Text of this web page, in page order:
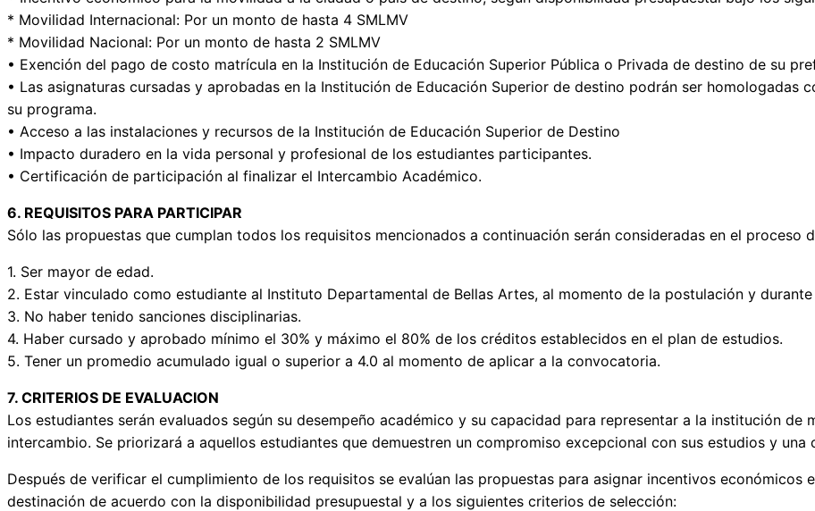
* Movilidad Internacional: Por un monto de hasta 4 SMLMV
* Movilidad Nacional: Por un monto de hasta 2 SMLMV
• Exención del pago de costo matrícula en la Institución de Educación Superior Pública o Privada de destino de su
• Las asignaturas cursadas y aprobadas en la Institución de Educación Superior de destino podrán ser homologadas
su programa.
• Acceso a las instalaciones y recursos de la Institución de Educación Superior de Destino
• Impacto duradero en la vida personal y profesional de los estudiantes participantes.
• Certificación de participación al finalizar el Intercambio Académico.
6. REQUISITOS PARA PARTICIPAR
Sólo las propuestas que cumplan todos los requisitos mencionados a continuación serán consideradas en el proceso
1. Ser mayor de edad.
2. Estar vinculado como estudiante al Instituto Departamental de Bellas Artes, al momento de la postulación y
3. No haber tenido sanciones disciplinarias.
4. Haber cursado y aprobado mínimo el 30% y máximo el 80% de los créditos establecidos en el plan de estudios.
5. Tener un promedio acumulado igual o superior a 4.0 al momento de aplicar a la convocatoria.
7. CRITERIOS DE EVALUACION
Los estudiantes serán evaluados según su desempeño académico y su capacidad para representar a la institución de
intercambio. Se priorizará a aquellos estudiantes que demuestren un compromiso excepcional con sus estudios y
Después de verificar el cumplimiento de los requisitos se evalúan las propuestas para asignar incentivos económicos
destinación de acuerdo con la disponibilidad presupuestal y a los siguientes criterios de selección: